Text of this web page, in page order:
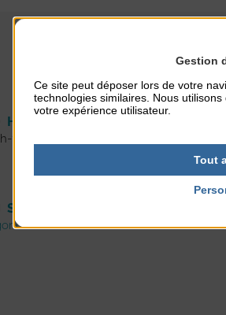
HORAIRES
11h
SITE INTERNET
Gestion
Ce site peut déposer lors de votre
technologies similaires. Nous
votre expérience utilisateur.
Tout